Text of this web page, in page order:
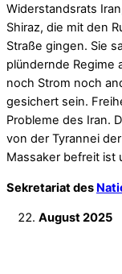
Widerstandsrats
Shiraz, die mit den
Straße gingen. Sie
plündernde Regime
noch Strom noch
gesichert sein.
Probleme des Iran.
von der Tyrannei
Massaker befreit ist
Sekretariat des
August 2025